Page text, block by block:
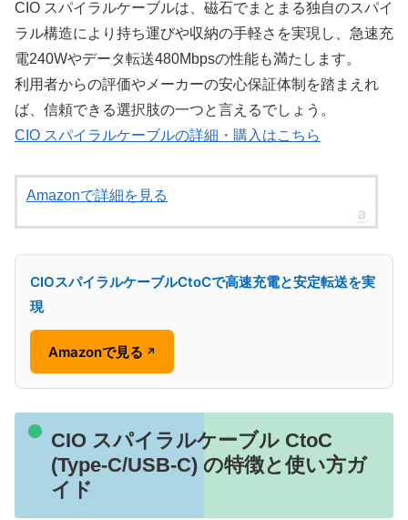
CIO スパイラルケーブルは、磁石でまとまる独自のスパイ
ラル構造により持ち運びや収納の手軽さを実現し、急速充
電240Wやデータ転送480Mbpsの性能も満たします。
利用者からの評価やメーカーの安心保証体制を踏まえれ
ば、信頼できる選択肢の一つと言えるでしょう。
CIO スパイラルケーブルの詳細・購入はこちら
Amazonで詳細を見る
CIOスパイラルケーブルCtoCで高速充電と安定転送を実
現
Amazonで見る ↗
CIO スパイラルケーブル CtoC
(Type-C/USB-C) の特徴と使い方ガ
イド